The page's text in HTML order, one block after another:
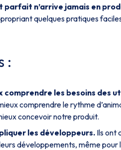
parfait n’arrive jamais en
quelques pratiques
:
comprendre les besoins des
comprendre le rythme
concevoir notre produit.
les développeurs. Ils ont
développements, même pour